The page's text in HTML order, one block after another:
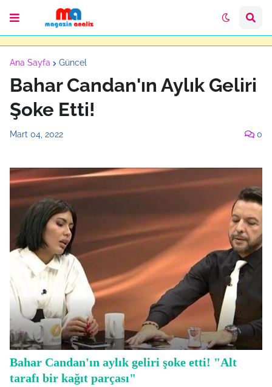
Ana Sayfa Güncel
Bahar Candan'ın Aylık Geliri
Şoke Etti!
Mart 04, 2022 0
Bahar Candan'ın aylık geliri şoke etti! "Alt
tarafı bir kağıt parçası"